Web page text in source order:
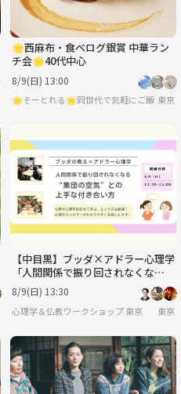
🌟西麻布・食べログ銀賞 中華ラン
チ会🌟40代中心
8/9(日) 13:00
🌟そーとれる🌟同世代で気軽にご飯会東京
【中目黒】ブッダ×アドラー心理学
「人間関係で振り回されなくな
る、“集団の空気”との上手な付き
合い方」ワークショップ-東京
8/9(日) 13:30
心理学＆仏教ワークショップ 東京 東京